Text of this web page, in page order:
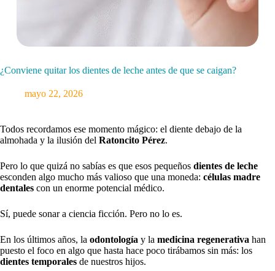
¿Conviene quitar los dientes de leche antes de que se caigan?
mayo 22, 2026
Todos recordamos ese momento mágico: el diente debajo de la
almohada y la ilusión del Ratoncito Pérez.
Pero lo que quizá no sabías es que esos pequeños dientes de leche
esconden algo mucho más valioso que una moneda: células madre
dentales con un enorme potencial médico.
Sí, puede sonar a ciencia ficción. Pero no lo es.
En los últimos años, la odontología y la medicina regenerativa han
puesto el foco en algo que hasta hace poco tirábamos sin más: los
dientes temporales de nuestros hijos.